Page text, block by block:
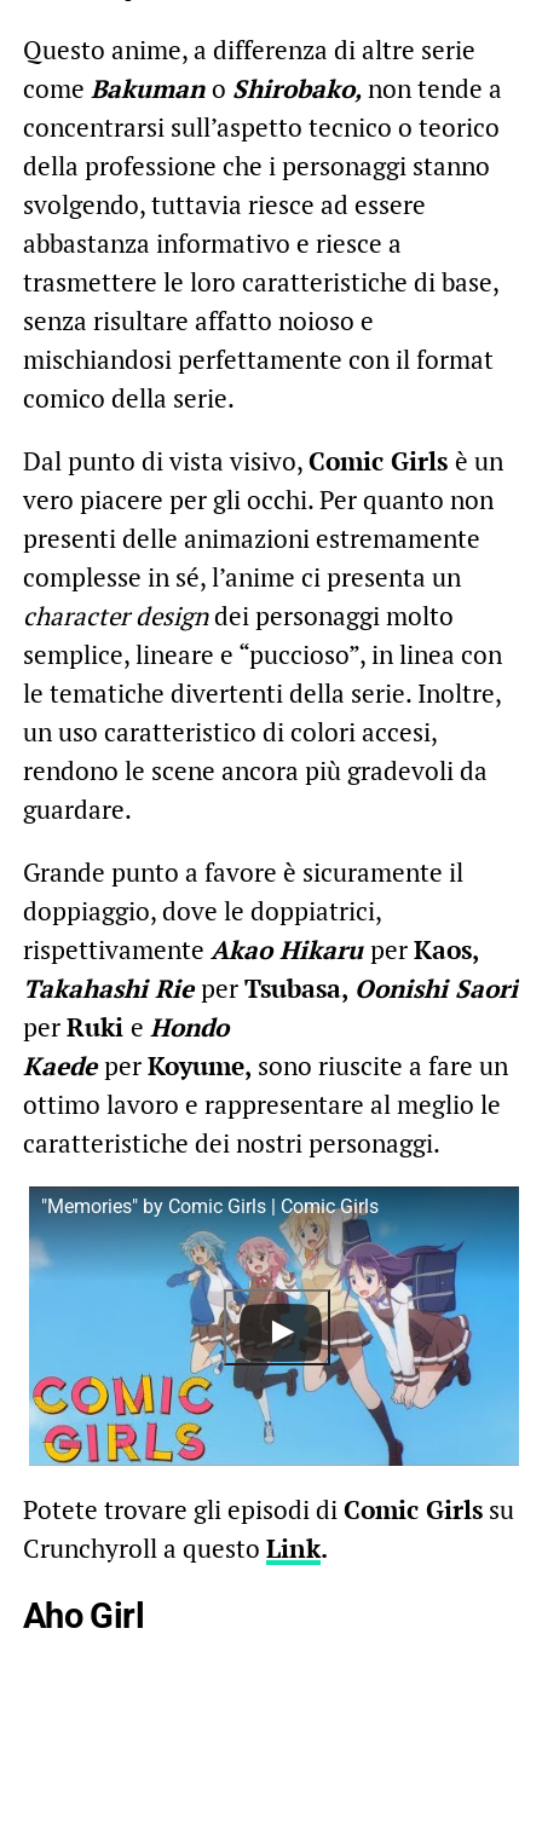
Questo anime, a differenza di altre serie
come Bakuman o Shirobako,non tende a
concentrarsi sull’aspetto tecnico o teorico
della professione che i personaggi stanno
svolgendo, tuttavia riesce ad essere
abbastanza informativo e riesce a
trasmettere le loro caratteristiche di base,
senza risultare affatto noioso e
mischiandosi perfettamente con il format
comico della serie.
Dal punto di vista visivo,Comic Girls è un
vero piacere per gli occhi. Per quanto non
presenti delle animazioni estremamente
complesse in sé, l’anime ci presenta un
character designdei personaggi molto
semplice, lineare e “puccioso”, in linea con
le tematiche divertenti della serie. Inoltre,
un uso caratteristico di colori accesi,
rendono le scene ancora più gradevoli da
guardare.
Grande punto a favore è sicuramente il
doppiaggio, dove le doppiatrici,
rispettivamente Akao HikaruperKaos,
Takahashi RieperTsubasa, Oonishi Saori
perRuki e Hondo
Kaede perKoyume, sono riuscite a fare un
ottimo lavoro e rappresentare al meglio le
caratteristiche dei nostri personaggi.
"Memories" by Comic Girls | Comic Girls
Potete trovare gli episodi diComic Girlssu
Crunchyroll a questo Link.
Aho Girl